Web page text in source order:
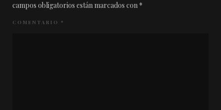
campos obligatorios están marcados con *
COMENTARIO *